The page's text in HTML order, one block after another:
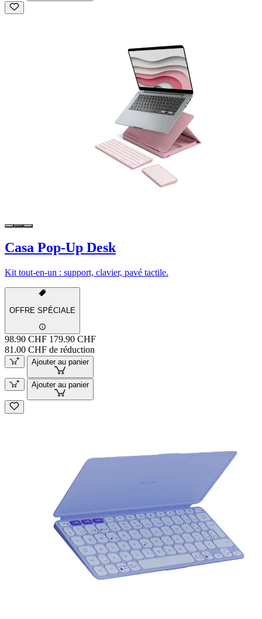
Casa Pop-Up Desk
Kit tout-en-un : support, clavier, pavé tactile.
OFFRE SPÉCIALE
98.90 CHF 179.90 CHF
81.00 CHF de réduction
Ajouter au panier
Ajouter au panier